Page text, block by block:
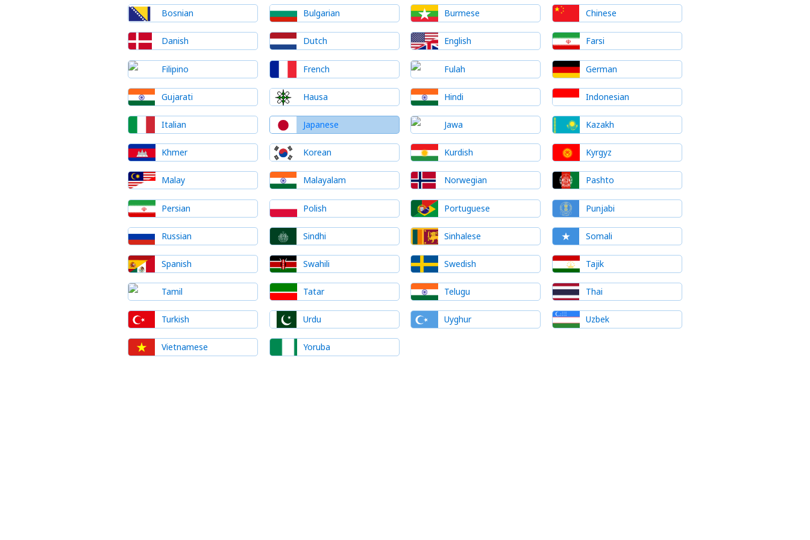
Bosnian Bulgarian Burmese Chinese
Danish Dutch English Farsi
Filipino French Fulah German
Gujarati Hausa Hindi Indonesian
Italian Japanese Jawa Kazakh
Khmer Korean Kurdish Kyrgyz
Malay Malayalam Norwegian Pashto
Persian Polish Portuguese Punjabi
Russian Sindhi Sinhalese Somali
Spanish Swahili Swedish Tajik
Tamil Tatar Telugu Thai
Turkish Urdu Uyghur Uzbek
Vietnamese Yoruba